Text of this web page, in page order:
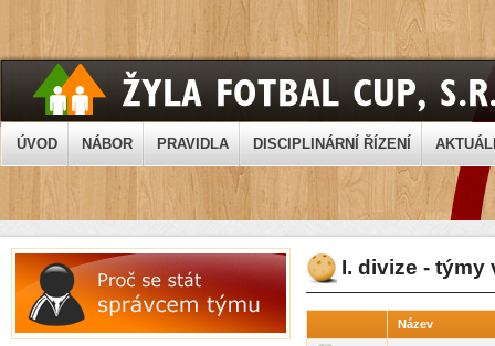
ÚVOD NÁBOR PRAVIDLA DISCIPLINÁRNÍ ŘÍZENÍ
I. divize - týmy
Název